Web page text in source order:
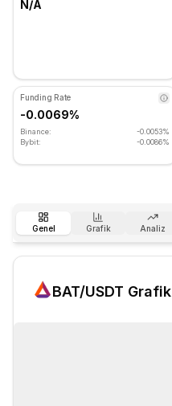
N/A
Funding Rate
-0.0069%
Binance:
-0.0053%
Bybit:
-0.0086%
Genel Grafik Analiz
BAT/USDT Grafik